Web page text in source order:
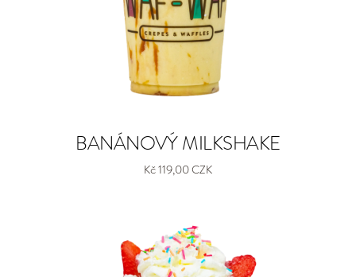
BANÁNOVÝ MILKSHAKE
Kč 119,00 CZK